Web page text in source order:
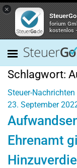
×
forium
kostenlos
Schlagwort:
Steuer-Nachrichten
23. September
Ehrenamt